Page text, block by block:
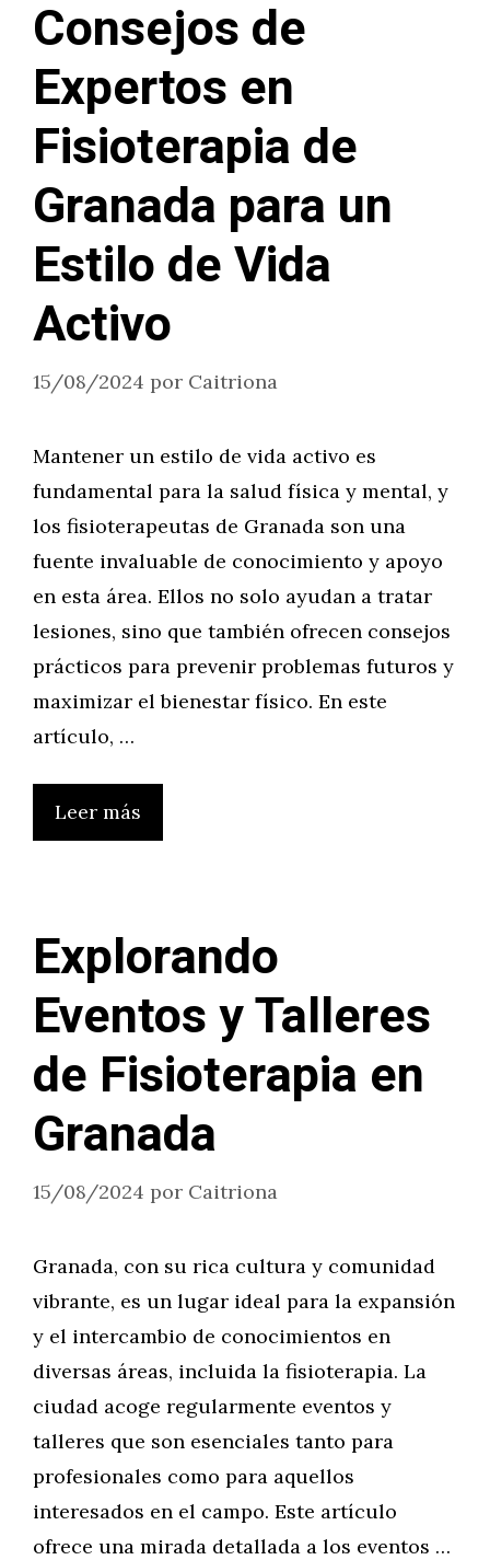
Consejos de
Expertos en
Fisioterapia de
Granada para un
Estilo de Vida
Activo
15/08/2024 por Caitriona
Mantener un estilo de vida activo es
fundamental para la salud física y mental, y
los fisioterapeutas de Granada son una
fuente invaluable de conocimiento y apoyo
en esta área. Ellos no solo ayudan a tratar
lesiones, sino que también ofrecen consejos
prácticos para prevenir problemas futuros y
maximizar el bienestar físico. En este
artículo, …
Leer más
Explorando
Eventos y Talleres
de Fisioterapia en
Granada
15/08/2024 por Caitriona
Granada, con su rica cultura y comunidad
vibrante, es un lugar ideal para la expansión
y el intercambio de conocimientos en
diversas áreas, incluida la fisioterapia. La
ciudad acoge regularmente eventos y
talleres que son esenciales tanto para
profesionales como para aquellos
interesados en el campo. Este artículo
ofrece una mirada detallada a los eventos …